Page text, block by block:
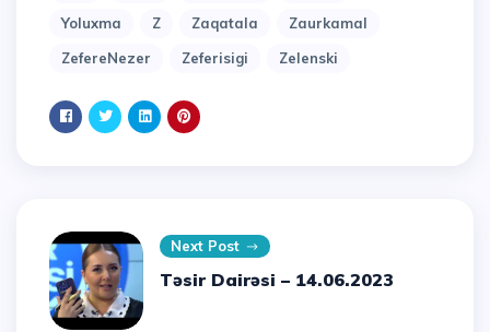
Yoluxma
Z Zaqatala
Zaurkamal
ZefereNezer
Zeferisigi Zelenski
Next Post
Təsir Dairəsi – 14.06.2023